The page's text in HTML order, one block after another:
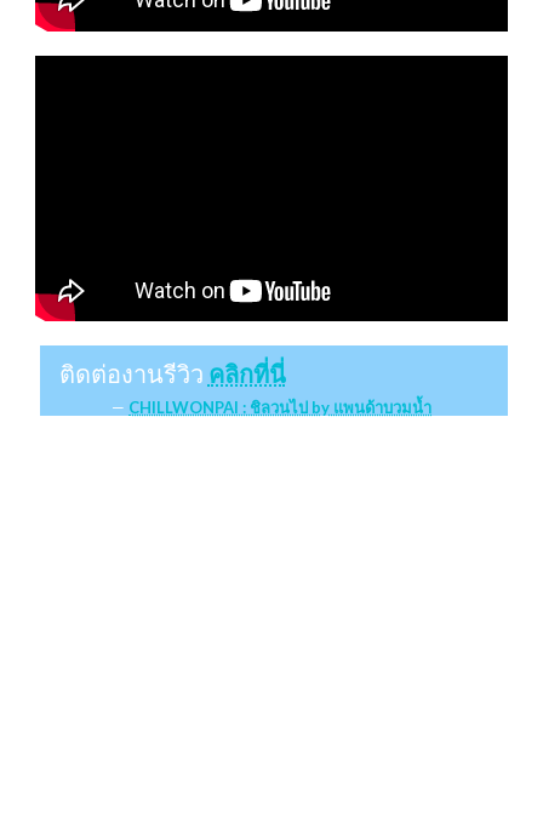
ติดต่องานรีวิว คลิกที่นี่
CHILLWONPAI : ชิลวนไป by แพนด้าบวมน้ำ